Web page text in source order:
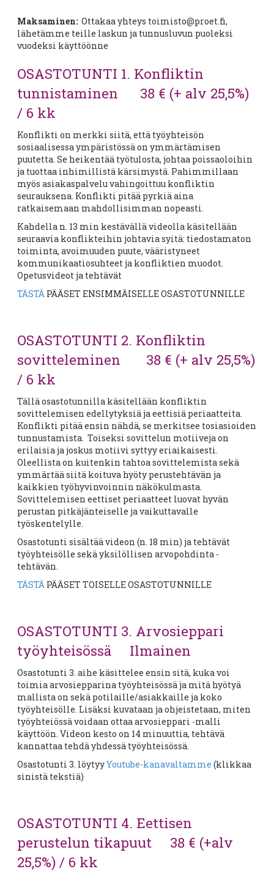
Maksaminen: Ottakaa yhteys toimisto@proet.fi,
lähetämme teille laskun ja tunnusluvun puoleksi
vuodeksi käyttöönne
OSASTOTUNTI 1. Konfliktin
tunnistaminen 38 € (+ alv 25,5%)
/ 6 kk
Konflikti on merkki siitä, että työyhteisön
sosiaalisessa ympäristössä on ymmärtämisen
puutetta. Se heikentää työtulosta, johtaa poissaoloihin
ja tuottaa inhimillistä kärsimystä. Pahimmillaan
myös asiakaspalvelu vahingoittuu konfliktin
seurauksena. Konflikti pitää pyrkiä aina
ratkaisemaan mahdollisimman nopeasti.
Kahdella n. 13 min kestävällä videolla käsitellään
seuraavia konflikteihin johtavia syitä: tiedostamaton
toiminta, avoimuuden puute, vääristyneet
kommunikaatiosuhteet ja konfliktien muodot.
Opetusvideot ja tehtävät
TÄSTÄ PÄÄSET ENSIMMÄISELLE OSASTOTUNNILLE
OSASTOTUNTI 2. Konfliktin
sovitteleminen 38 € (+ alv 25,5%)
/ 6 kk
Tällä osastotunnilla käsitellään konfliktin
sovittelemisen edellytyksiä ja eettisiä periaatteita.
Konflikti pitää ensin nähdä, se merkitsee tosiasioiden
tunnustamista. Toiseksi sovittelun motiiveja on
erilaisia ja joskus motiivi syttyy eriaikaisesti.
Oleellista on kuitenkin tahtoa sovittelemista sekä
ymmärtää siitä koituva hyöty perustehtävän ja
kaikkien työhyvinvoinnin näkökulmasta.
Sovittelemisen eettiset periaatteet luovat hyvän
perustan pitkäjänteiselle ja vaikuttavalle
työskentelylle.
Osastotunti sisältää videon (n. 18 min) ja tehtävät
työyhteisölle sekä yksilöllisen arvopohdinta -
tehtävän.
TÄSTÄ PÄÄSET TOISELLE OSASTOTUNNILLE
OSASTOTUNTI 3. Arvosieppari
työyhteisössä Ilmainen
Osastotunti 3. aihe käsittelee ensin sitä, kuka voi
toimia arvosiepparina työyhteisössä ja mitä hyötyä
mallista on sekä potilaille/asiakkaille ja koko
työyhteisölle. Lisäksi kuvataan ja ohjeistetaan, miten
työyhteiössä voidaan ottaa arvosieppari -malli
käyttöön. Videon kesto on 14 minuuttia, tehtävä
kannattaa tehdä yhdessä työyhteisössä.
Osastotunti 3. löytyyYoutube-kanavaltamme (klikkaa
sinistä tekstiä)
OSASTOTUNTI 4. Eettisen
perustelun tikapuut 38 € (+alv
25,5%) / 6 kk